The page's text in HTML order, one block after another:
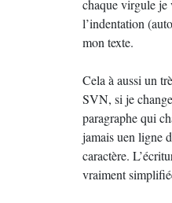
identifier
est question (ici,
composé
2. De mises à
exigé par le
fonte sans
jeu d’enfant
chaque virgule je
l’indentation
mon texte.
Cela à aussi un
SVN, si je
paragraphe qui
jamais uen ligne
caractère.
vraiment